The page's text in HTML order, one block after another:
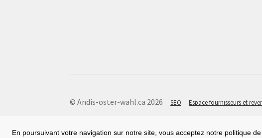
© Andis-oster-wahl.ca 2026 SEO Espace fournisseurs et
En poursuivant votre navigation sur notre site, vous acceptez notre politique